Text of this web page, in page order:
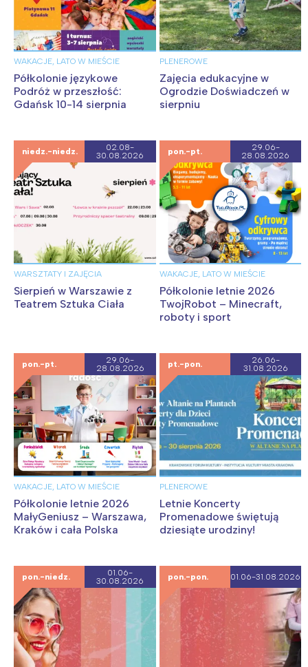
WAKACJE, LATO W MIEŚCIE
Półkolonie językowe
Podróż w przeszłość:
Gdańsk 10-14 sierpnia
PLENEROWE
Zajęcia edukacyjne w
Ogrodzie Doświadczeń w
sierpniu
niedz.-niedz.
02.08-
30.08.2026
WARSZTATY I ZAJĘCIA
Sierpień w Warszawie z
Teatrem Sztuka Ciała
pon.-pt.
29.06-
28.08.2026
WAKACJE, LATO W MIEŚCIE
Półkolonie letnie 2026
TwojRobot – Minecraft,
roboty i sport
pon.-pt.
29.06-
28.08.2026
WAKACJE, LATO W MIEŚCIE
Półkolonie letnie 2026
MałyGeniusz – Warszawa,
Kraków i cała Polska
pt.-pon.
26.06-
31.08.2026
PLENEROWE
Letnie Koncerty
Promenadowe świętują
dziesiąte urodziny!
pon.-niedz.
01.06-
30.08.2026
pon.-pon. 01.06-31.08.2026
Interesują mnie wydarzenia z
tego regionu:
Warszawa
Łódź
Wrocław
Śląsk
Kraków
Południe
Wszystkie
Wybieram